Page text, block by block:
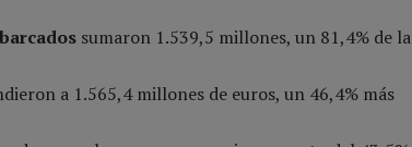
sumaron 1.539,5 millones, un 81,4% de la
a 1.565,4 millones de euros, un 46,4% más